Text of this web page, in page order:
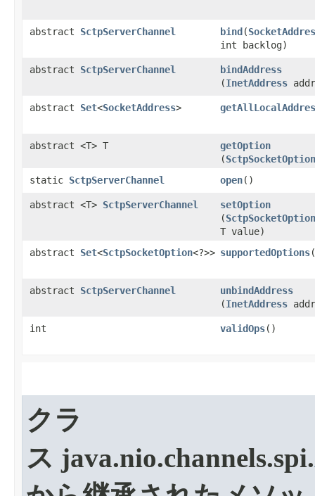
abstract SctpServerChannel bind ​(
int backlog)
abstract SctpServerChannel bindAddress
(InetAddress
abstract Set<SocketAddress>
abstract <T> T getOption
(SctpSocketOption
static SctpServerChannel open​()
abstract <T> SctpServerChannel setOption
(SctpSocketOption
T value)
abstract Set<SctpSocketOption<?>> supportedOptions
abstract SctpServerChannel unbindAddress
(InetAddress
int validOps​()
クラ
ス java.nio.channels.spi.